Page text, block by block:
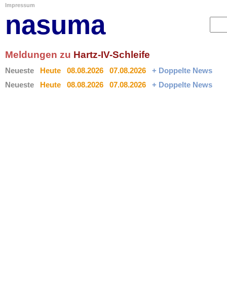
Impressum
nasuma
Meldungen zu Hartz-IV-Schleife
Neueste Heute 08.08.2026 07.08.2026
+ Doppelte News
Neueste
Heute 08.08.2026 07.08.2026 + Doppelte News